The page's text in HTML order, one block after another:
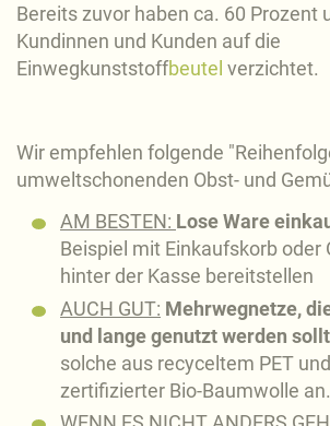
Bereits zuvor haben ca. 60 Prozent
Kundinnen und Kunden auf die
Einwegkunststoffbeutel verzichtet.
Wir empfehlen folgende
umweltschonenden Obst- und
AM BESTEN: Lose Ware
Beispiel mit Einkaufskorb oder
hinter der Kasse bereitstellen
AUCH GUT: Mehrwegnetze,
und lange genutzt werden
solche aus recyceltem PET
zertifizierter Bio-Baumwolle an.